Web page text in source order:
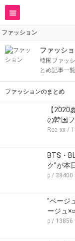
ファッション
ファッシ
韓国ファッ
とめ記事一
ファッションのまとめ
【2020
の韓国
Ree_xx /
BTS・
ク”が本
p / 38400
”ベージ
ージュ
p / 13856